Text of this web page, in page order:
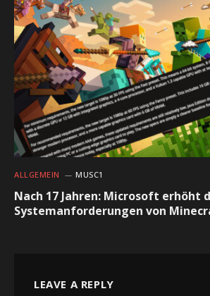
ALLGEMEIN MUSC1
Nach 17 Jahren: Microsoft erhöht
Systemanforderungen von
LEAVE A REPLY